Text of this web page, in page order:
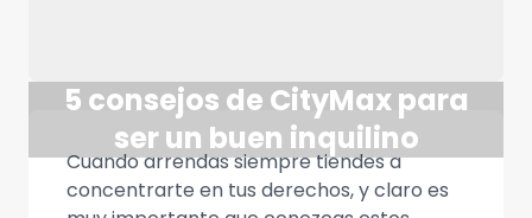
5 consejos de CityMax para
ser un buen inquilino
Cuando arrendas siempre tiendes a
concentrarte en tus derechos, y claro es